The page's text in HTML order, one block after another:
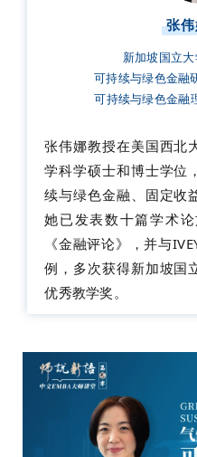
张
新加坡国立
可持续与绿色金融
可持续与绿色金融
张伟娜教授在美国西北
学科学硕士和博士学位
续与绿色金融、固定收
她已发表数十篇学术
《金融评论》，并与
例，多次获得新加坡国
优秀教学奖。